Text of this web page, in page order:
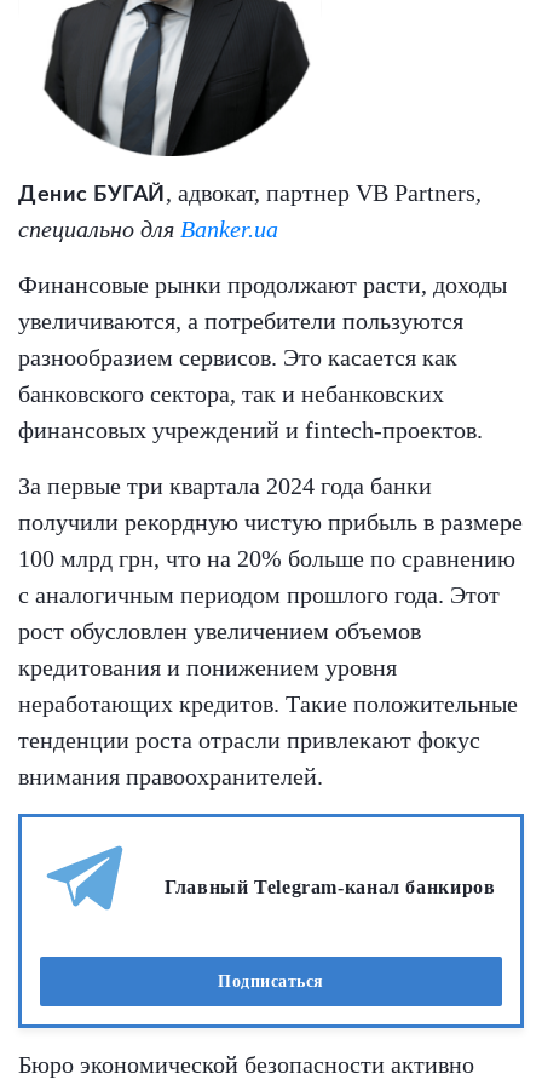
Денис БУГАЙ , адвокат, партнер VB Partners,
специально для Banker.ua
Финансовые рынки продолжают расти, доходы
увеличиваются, а потребители пользуются
разнообразием сервисов. Это касается как
банковского сектора, так и небанковских
финансовых учреждений и fintech-проектов.
За первые три квартала 2024 года банки
получили рекордную чистую прибыль в размере
100 млрд грн, что на 20% больше по сравнению
с аналогичным периодом прошлого года. Этот
рост обусловлен увеличением объемов
кредитования и понижением уровня
неработающих кредитов. Такие положительные
тенденции роста отрасли привлекают фокус
внимания правоохранителей.
Главный Telegram-канал банкиров
Подписаться
Бюро экономической безопасности активно